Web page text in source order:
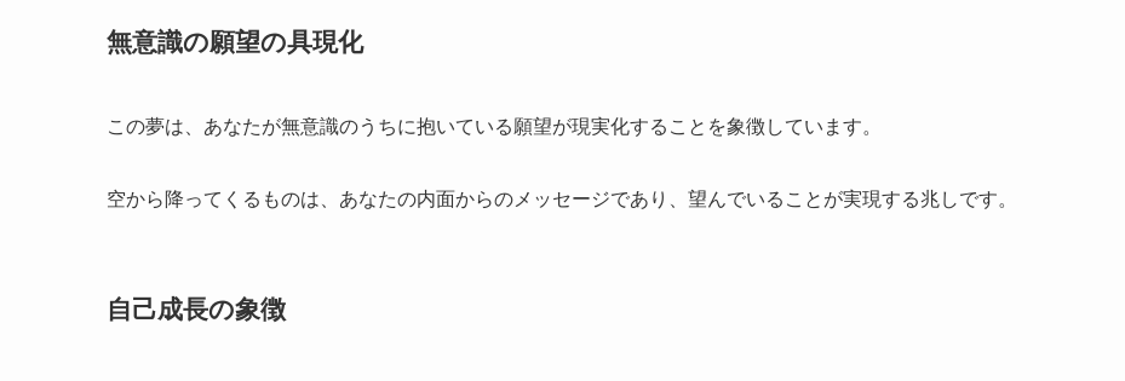
無意識の願望の具現化
この夢は、あなたが無意識のうちに抱いている願望が現実化することを象徴しています。
空から降ってくるものは、あなたの内面からのメッセージであり、望んでいることが実現する兆しです。
自己成長の象徴